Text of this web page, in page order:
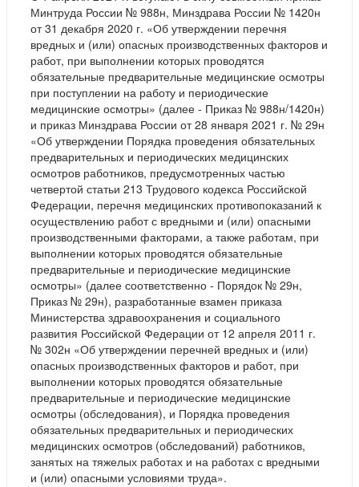
Минтруда России № 988н, Минздрава России № 1420н
от 31 декабря 2020 г. «Об утверждении перечня
вредных и (или) опасных производственных факторов и
работ, при выполнении которых проводятся
обязательные предварительные медицинские осмотры
при поступлении на работу и периодические
медицинские осмотры» (далее - Приказ № 988н/1420н)
и приказ Минздрава России от 28 января 2021 г. № 29н
«Об утверждении Порядка проведения обязательных
предварительных и периодических медицинских
осмотров работников, предусмотренных частью
четвертой статьи 213 Трудового кодекса Российской
Федерации, перечня медицинских противопоказаний к
осуществлению работ с вредными и (или) опасными
производственными факторами, а также работам, при
выполнении которых проводятся обязательные
предварительные и периодические медицинские
осмотры» (далее соответственно - Порядок № 29н,
Приказ № 29н), разработанные взамен приказа
Министерства здравоохранения и социального
развития Российской Федерации от 12 апреля 2011 г.
№ 302н «Об утверждении перечней вредных и (или)
опасных производственных факторов и работ, при
выполнении которых проводятся обязательные
предварительные и периодические медицинские
осмотры (обследования), и Порядка проведения
обязательных предварительных и периодических
медицинских осмотров (обследований) работников,
занятых на тяжелых работах и на работах с вредными
и (или) опасными условиями труда».